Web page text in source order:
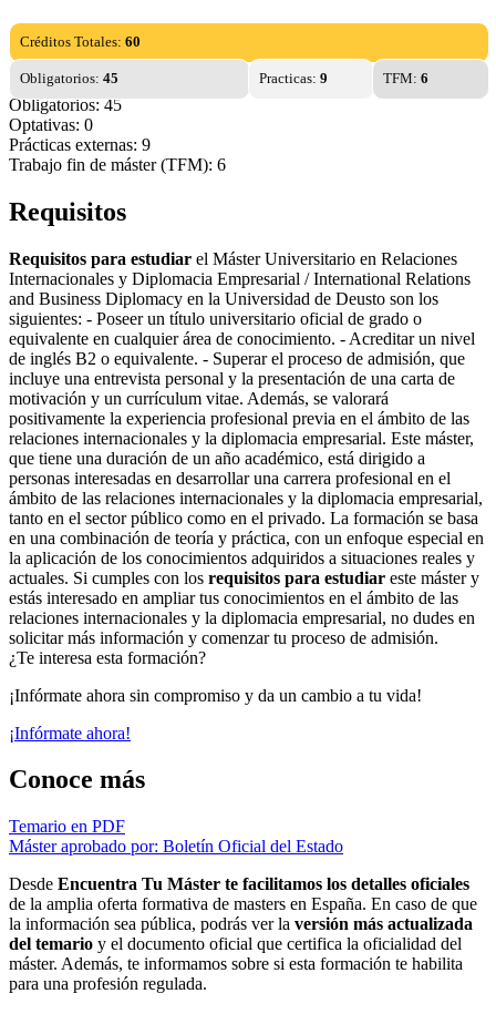
Créditos Totales: 60
Obligatorios: 45 Practicas: 9 TFM:6
Obligatorios: 45
Optativas: 0
Prácticas externas: 9
Trabajo fin de máster (TFM): 6
Requisitos
Requisitos para estudiar el Máster Universitario en Relaciones
Internacionales y Diplomacia Empresarial / International Relations
and Business Diplomacy en la Universidad de Deusto son los
siguientes: - Poseer un título universitario oficial de grado o
equivalente en cualquier área de conocimiento. - Acreditar un nivel
de inglés B2 o equivalente. - Superar el proceso de admisión, que
incluye una entrevista personal y la presentación de una carta de
motivación y un currículum vitae. Además, se valorará
positivamente la experiencia profesional previa en el ámbito de las
relaciones internacionales y la diplomacia empresarial. Este máster,
que tiene una duración de un año académico, está dirigido a
personas interesadas en desarrollar una carrera profesional en el
ámbito de las relaciones internacionales y la diplomacia empresarial,
tanto en el sector público como en el privado. La formación se basa
en una combinación de teoría y práctica, con un enfoque especial en
la aplicación de los conocimientos adquiridos a situaciones reales y
actuales. Si cumples con los requisitos para estudiar este máster y
estás interesado en ampliar tus conocimientos en el ámbito de las
relaciones internacionales y la diplomacia empresarial, no dudes en
solicitar más información y comenzar tu proceso de admisión.
¿Te interesa esta formación?
¡Infórmate ahora sin compromiso y da un cambio a tu vida!
¡Infórmate ahora!
Conoce más
Temario en PDF
Máster aprobado por: Boletín Oficial del Estado
Desde Encuentra Tu Máster te facilitamos los detalles oficiales
de la amplia oferta formativa de masters en España. En caso de que
la información sea pública, podrás ver la versión más actualizada
del temario y el documento oficial que certifica la oficialidad del
máster. Además, te informamos sobre si esta formación te habilita
para una profesión regulada.